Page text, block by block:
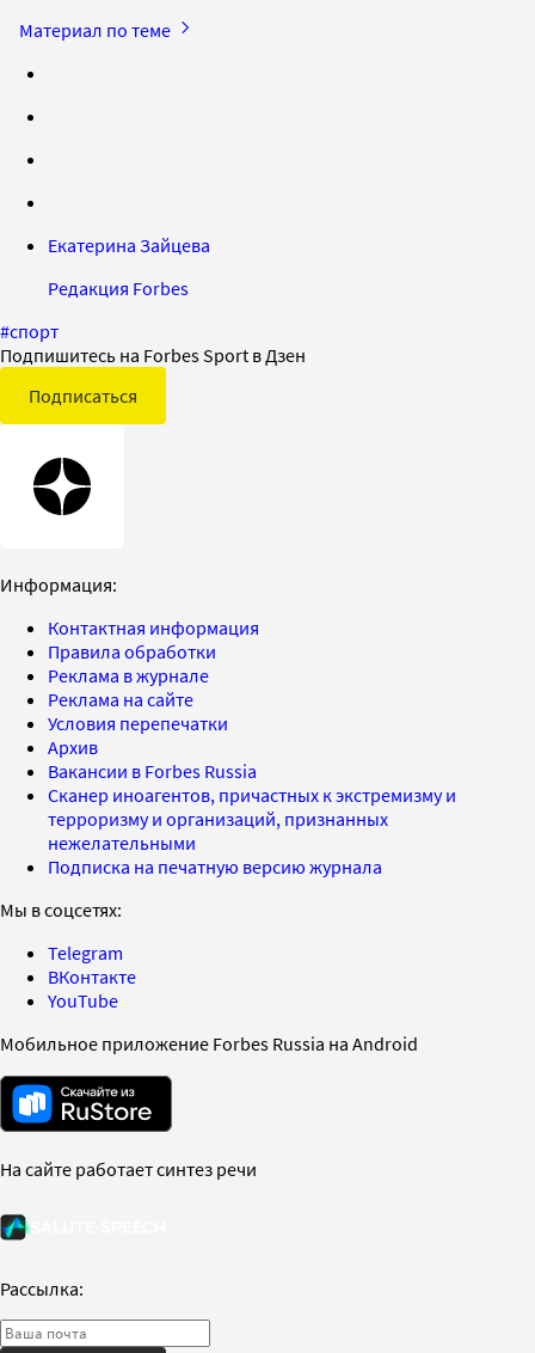
Материал по теме
Екатерина Зайцева
Редакция Forbes
#спорт
Подпишитесь на Forbes Sport в Дзен
Подписаться
Информация:
Контактная информация
Правила обработки
Реклама в журнале
Реклама на сайте
Условия перепечатки
Архив
Вакансии в Forbes Russia
Сканер иноагентов, причастных к экстремизму и
терроризму и организаций, признанных
нежелательными
Подписка на печатную версию журнала
Мы в соцсетях:
Telegram
ВКонтакте
YouTube
Мобильное приложение Forbes Russia на Android
На сайте работает синтез речи
Рассылка: